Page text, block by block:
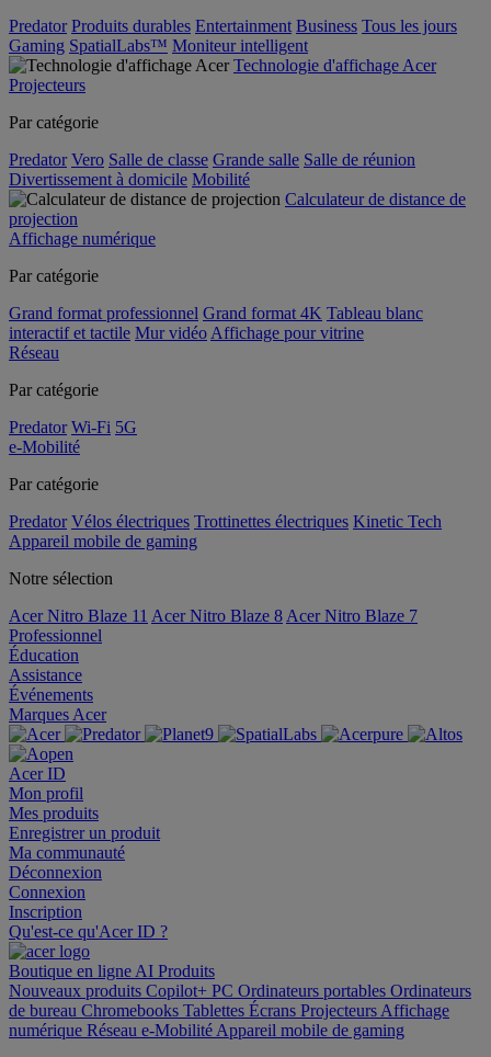
Predator Produits durables Entertainment Business Tous les jours
Gaming SpatialLabs™ Moniteur intelligent
Technologie d'affichage Acer
Projecteurs
Par catégorie
Predator Vero Salle de classe Grande salle Salle de réunion
Divertissement à domicile Mobilité
Calculateur de distance de
projection
Affichage numérique
Par catégorie
Grand format professionnel Grand format 4K Tableau blanc
interactif et tactile Mur vidéo Affichage pour vitrine
Réseau
Par catégorie
Predator Wi-Fi 5G
e-Mobilité
Par catégorie
Predator Vélos électriques Trottinettes électriques Kinetic Tech
Appareil mobile de gaming
Notre sélection
Acer Nitro Blaze 11 Acer Nitro Blaze 8 Acer Nitro Blaze 7
Professionnel
Éducation
Assistance
Événements
Marques Acer
Acer ID
Mon profil
Mes produits
Enregistrer un produit
Ma communauté
Déconnexion
Connexion
Inscription
Qu'est-ce qu'Acer ID ?
Boutique en ligne AI Produits
Nouveaux produits Copilot+ PC Ordinateurs portables Ordinateurs
de bureau Chromebooks Tablettes Écrans Projecteurs Affichage
numérique Réseau e-Mobilité Appareil mobile de gaming